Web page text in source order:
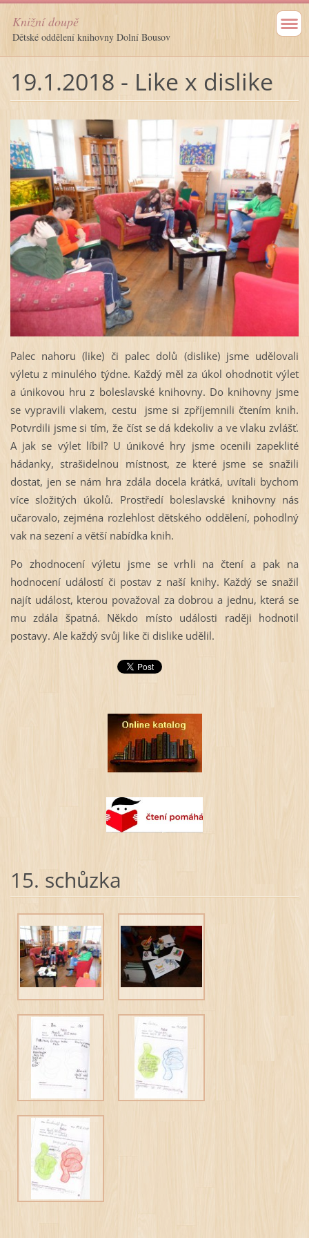
Knižní doupě
Dětské oddělení knihovny Dolní Bousov
19.1.2018 - Like x dislike
Palec nahoru (like) či palec dolů (dislike) jsme udělovali
výletu z minulého týdne. Každý měl za úkol ohodnotit výlet
a únikovou hru z boleslavské knihovny. Do knihovny jsme
se vypravili vlakem, cestu jsme si zpříjemnili čtením knih.
Potvrdili jsme si tím, že číst se dá kdekoliv a ve vlaku zvlášť.
A jak se výlet líbil? U únikové hry jsme ocenili zapeklité
hádanky, strašidelnou místnost, ze které jsme se snažili
dostat, jen se nám hra zdála docela krátká, uvítali bychom
více složitých úkolů. Prostředí boleslavské knihovny nás
učarovalo, zejména rozlehlost dětského oddělení, pohodlný
vak na sezení a větší nabídka knih.
Po zhodnocení výletu jsme se vrhli na čtení a pak na
hodnocení událostí či postav z naší knihy. Každý se snažil
najít událost, kterou považoval za dobrou a jednu, která se
mu zdála špatná. Někdo místo události raději hodnotil
postavy. Ale každý svůj like či dislike udělil.
15. schůzka